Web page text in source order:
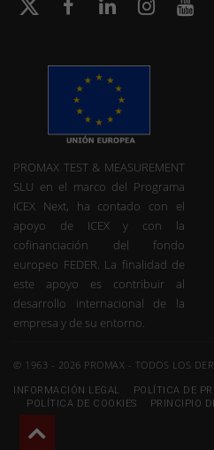
PROMAX TEST & MEASUREMENT
SLU en el marco del Programa
ICEX Next, ha contado con el
apoyo de ICEX y con la
cofinanciación del fondo
europeo FEDER. La finalidad de
este apoyo es contribuir al
desarrollo internacional de la
empresa y de su entorno.
© 1963 - 2026 PROMAX - TODOS LOS
INFORMACIÓN LEGAL
POLÍTICA DE
POLÍTICA DE COOKIES
PRINCIPIO